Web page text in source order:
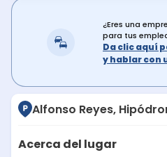
¿Eres una
para tus
Da clic aquí
y hablar con
Alfonso Reyes,
Acerca del lugar